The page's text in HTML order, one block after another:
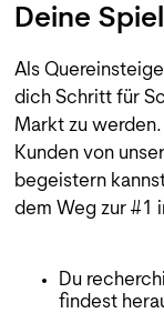
Deine
Als
dich Schritt für
Markt zu
Kunden von
begeistern
dem Weg zur #1
Du
findest